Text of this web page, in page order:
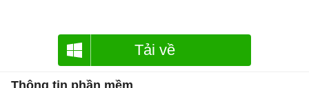
Tải về
Thông tin phần mềm